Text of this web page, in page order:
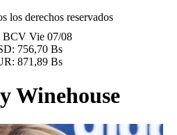
los derechos reservados
BCV Vie 07/08
756,70 Bs
871,89 Bs
Winehouse